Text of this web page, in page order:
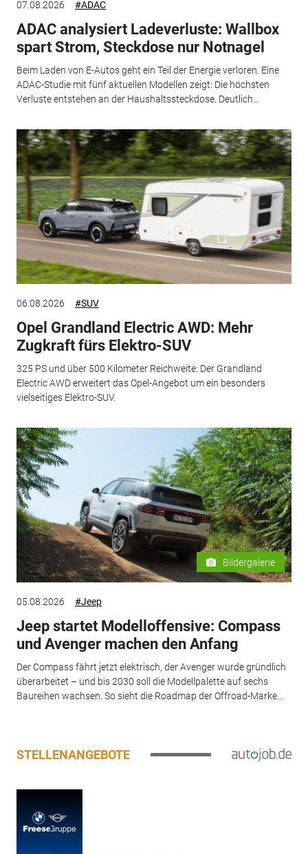
07.08.2026 #ADAC
ADAC analysiert Ladeverluste: Wallbox
spart Strom, Steckdose nur Notnagel
Beim Laden von E-Autos geht ein Teil der Energie verloren. Eine
ADAC-Studie mit fünf aktuellen Modellen zeigt: Die höchsten
Verluste entstehen an der Haushaltssteckdose. Deutlich...
06.08.2026 #SUV
Opel Grandland Electric AWD: Mehr
Zugkraft fürs Elektro-SUV
325 PS und über 500 Kilometer Reichweite: Der Grandland
Electric AWD erweitert das Opel-Angebot um ein besonders
vielseitiges Elektro-SUV.
Bildergalerie
05.08.2026 #Jeep
Jeep startet Modelloffensive: Compass
und Avenger machen den Anfang
Der Compass fährt jetzt elektrisch, der Avenger wurde gründlich
überarbeitet – und bis 2030 soll die Modellpalette auf sechs
Baureihen wachsen. So sieht die Roadmap der Offroad-Marke...
STELLENANGEBOTE